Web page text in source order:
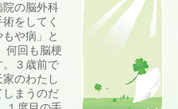
院の脳外科
をしてく
や病」と
何回も脳梗
。３歳前で
のわたし
しまうのだ